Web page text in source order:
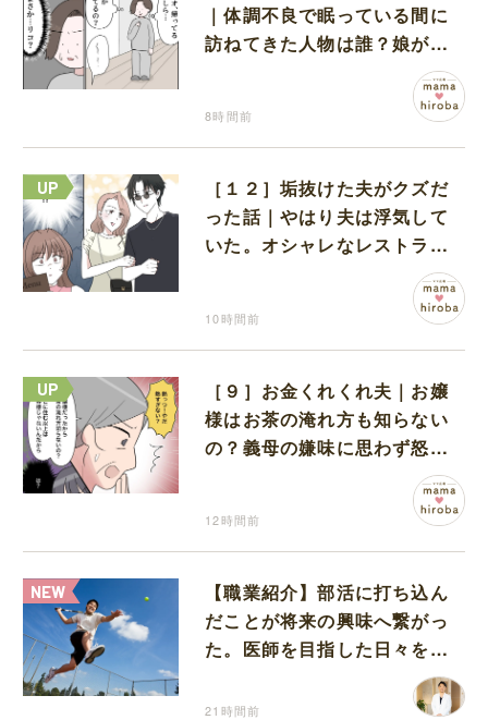
｜体調不良で眠っている間に
訪ねてきた人物は誰？娘が戻
ってきたのかと不安になる
8時間前
［１２］垢抜けた夫がクズだ
った話｜やはり夫は浮気して
いた。オシャレなレストラン
10時間前
［９］お金くれくれ夫｜お嬢
様はお茶の淹れ方も知らない
の？義母の嫌味に思わず怒り
12時間前
【職業紹介】部活に打ち込ん
だことが将来の興味へ繋がっ
た。医師を目指した日々を振
21時間前